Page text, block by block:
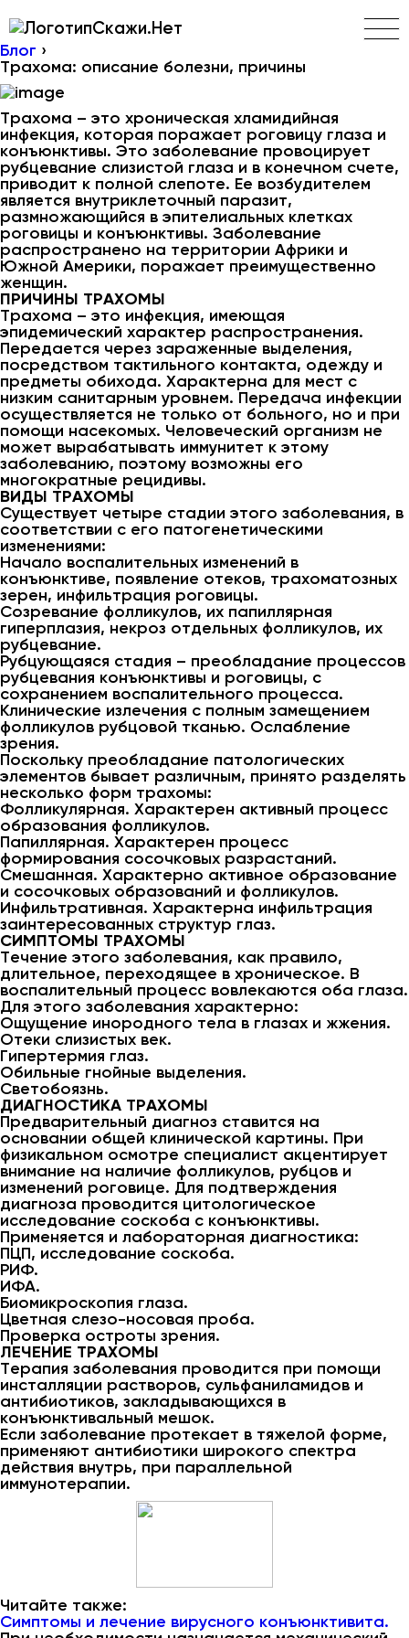
Скажи.Нет
Блог ›
Трахома: описание болезни, причины
Трахома – это хроническая хламидийная
инфекция, которая поражает роговицу глаза и
конъюнктивы. Это заболевание провоцирует
рубцевание слизистой глаза и в конечном счете,
приводит к полной слепоте. Ее возбудителем
является внутриклеточный паразит,
размножающийся в эпителиальных клетках
роговицы и конъюнктивы. Заболевание
распространено на территории Африки и
Южной Америки, поражает преимущественно
женщин.
ПРИЧИНЫ ТРАХОМЫ
Трахома – это инфекция, имеющая
эпидемический характер распространения.
Передается через зараженные выделения,
посредством тактильного контакта, одежду и
предметы обихода. Характерна для мест с
низким санитарным уровнем. Передача инфекции
осуществляется не только от больного, но и при
помощи насекомых. Человеческий организм не
может вырабатывать иммунитет к этому
заболеванию, поэтому возможны его
многократные рецидивы.
ВИДЫ ТРАХОМЫ
Существует четыре стадии этого заболевания, в
соответствии с его патогенетическими
изменениями:
Начало воспалительных изменений в
конъюнктиве, появление отеков, трахоматозных
зерен, инфильтрация роговицы.
Созревание фолликулов, их папиллярная
гиперплазия, некроз отдельных фолликулов, их
рубцевание.
Рубцующаяся стадия – преобладание процессов
рубцевания конъюнктивы и роговицы, с
сохранением воспалительного процесса.
Клинические излечения с полным замещением
фолликулов рубцовой тканью. Ослабление
зрения.
Поскольку преобладание патологических
элементов бывает различным, принято разделять
несколько форм трахомы:
Фолликулярная. Характерен активный процесс
образования фолликулов.
Папиллярная. Характерен процесс
формирования сосочковых разрастаний.
Смешанная. Характерно активное образование
и сосочковых образований и фолликулов.
Инфильтративная. Характерна инфильтрация
заинтересованных структур глаз.
СИМПТОМЫ ТРАХОМЫ
Течение этого заболевания, как правило,
длительное, переходящее в хроническое. В
воспалительный процесс вовлекаются оба глаза.
Для этого заболевания характерно:
Ощущение инородного тела в глазах и жжения.
Отеки слизистых век.
Гипертермия глаз.
Обильные гнойные выделения.
Светобоязнь.
ДИАГНОСТИКА ТРАХОМЫ
Предварительный диагноз ставится на
основании общей клинической картины. При
физикальном осмотре специалист акцентирует
внимание на наличие фолликулов, рубцов и
изменений роговице. Для подтверждения
диагноза проводится цитологическое
исследование соскоба с конъюнктивы.
Применяется и лабораторная диагностика:
ПЦП, исследование соскоба.
РИФ.
ИФА.
Биомикроскопия глаза.
Цветная слезо-носовая проба.
Проверка остроты зрения.
ЛЕЧЕНИЕ ТРАХОМЫ
Терапия заболевания проводится при помощи
инсталляции растворов, сульфаниламидов и
антибиотиков, закладывающихся в
конъюнктивальный мешок.
Если заболевание протекает в тяжелой форме,
применяют антибиотики широкого спектра
действия внутрь, при параллельной
иммунотерапии.
Читайте также:
Симптомы и лечение вирусного конъюнктивита.